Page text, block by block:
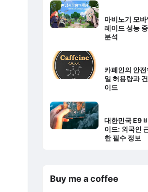
마비노기 모
레이드 성능
분석
카페인의 안
일 허용량과
이드
대한민국 E9
이드: 외국인
한 필수 정보
Buy me a coffee